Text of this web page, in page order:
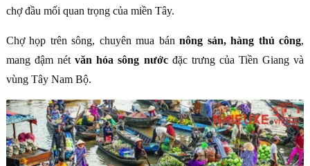
chợ đầu mối quan trọng của miền Tây.
Chợ họp trên sông, chuyên mua bánnông sản, hàng thủ công,
mang đậm nétvăn hóa sông nước đặc trưng của Tiền Giang và
vùng Tây Nam Bộ.